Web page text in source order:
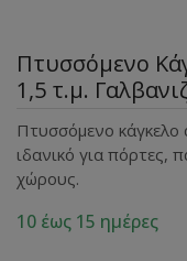
Πτυσσόμενο
1,5 τ.μ.
Πτυσσόμενο κάγκελο
ιδανικό για πόρτες,
χώρους.
10 έως 15 ημέρες